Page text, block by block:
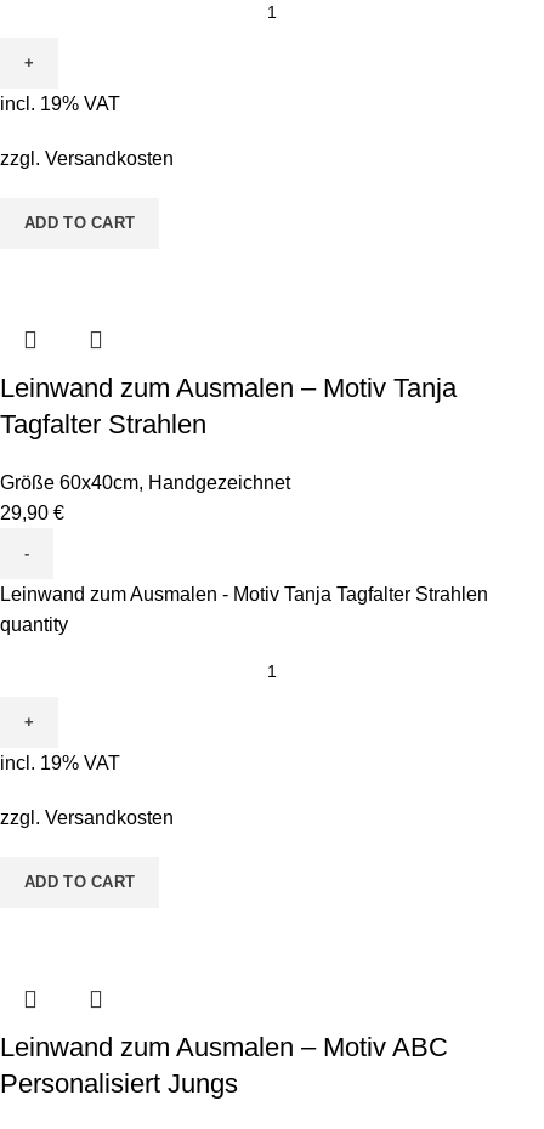
incl. 19% VAT
zzgl. Versandkosten
ADD TO CART
Leinwand zum Ausmalen – Motiv Tanja
Tagfalter Strahlen
Größe 60x40cm, Handgezeichnet
29,90 €
Leinwand zum Ausmalen - Motiv Tanja Tagfalter Strahlen
quantity
incl. 19% VAT
zzgl. Versandkosten
ADD TO CART
Leinwand zum Ausmalen – Motiv ABC
Personalisiert Jungs